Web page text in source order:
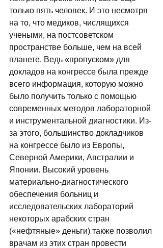
только пять человек. И это несмотря
на то, что медиков, числящихся
учеными, на постсоветском
пространстве больше, чем на всей
планете. Ведь «пропуском» для
докладов на конгрессе была прежде
всего информация, которую можно
было получить только с помощью
современных методов лабораторной
и инструментальной диагностики. Из-
за этого, большинство докладчиков
на конгрессе было из Европы,
Северной Америки, Австралии и
Японии. Высокий уровень
материально-диагностического
обеспечения больниц и
исследовательских лабораторий
некоторых арабских стран
(«нефтяные» деньги) также позволил
врачам из этих стран провести